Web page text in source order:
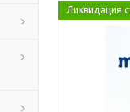
Ликвидация